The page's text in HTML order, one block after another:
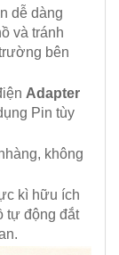
dễ dàng
và tránh
bên
Adapter
Pin tùy
không
kì hữu ích
tự động đắt